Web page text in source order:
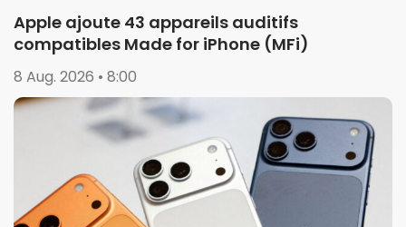
Apple ajoute 43 appareils auditifs
compatibles Made for iPhone (MFi)
8 Aug. 2026 • 8:00